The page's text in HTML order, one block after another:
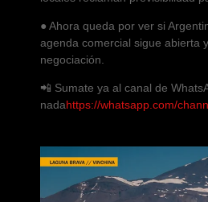
● Ahora queda por ver si
agenda comercial sigue abierta
negociación.
📲 Sumate ya al canal de
nadahttps://whatsapp.com/